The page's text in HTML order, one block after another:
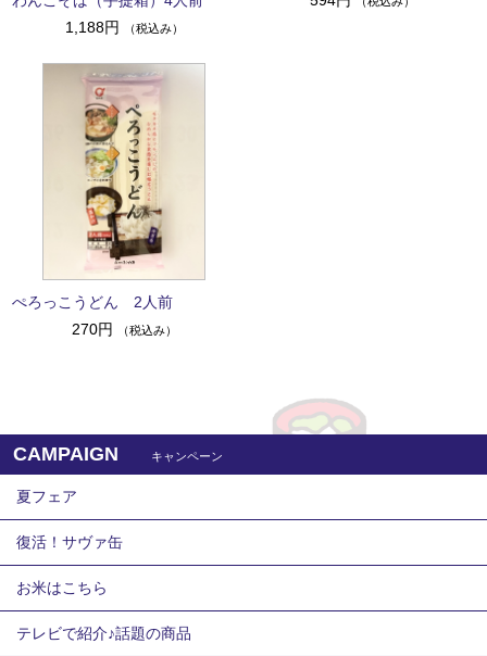
1,188円
（税込み）
ぺろっこうどん 2人前
270円
（税込み）
CAMPAIGN キャンペーン
夏フェア
復活！サヴァ缶
お米はこちら
テレビで紹介♪話題の商品